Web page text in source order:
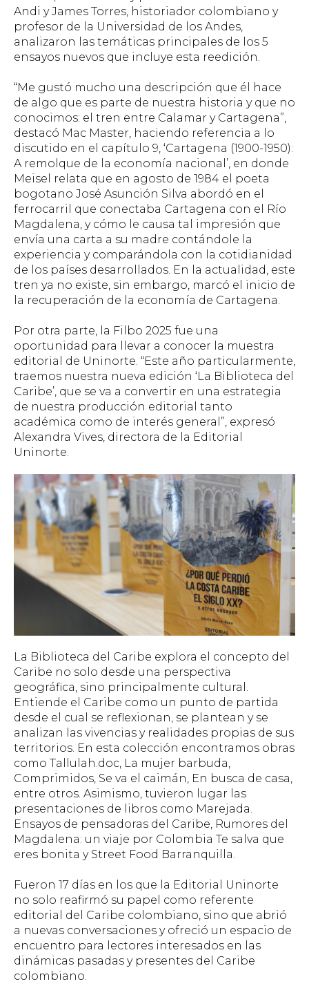
Andi y James Torres, historiador colombiano y
profesor de la Universidad de los Andes,
analizaron las temáticas principales de los 5
ensayos nuevos que incluye esta reedición.
“Me gustó mucho una descripción que él hace
de algo que es parte de nuestra historia y que no
conocimos: el tren entre Calamar y Cartagena”,
destacó Mac Master, haciendo referencia a lo
discutido en el capítulo 9, ‘Cartagena (1900-1950):
A remolque de la economía nacional ’, en donde
Meisel relata que en agosto de 1984 el poeta
bogotano José Asunción Silva abordó en el
ferrocarril que conectaba Cartagena con el Río
Magdalena, y cómo le causa tal impresión que
envía una carta a su madre contándole la
experiencia y comparándola con la cotidianidad
de los países desarrollados. En la actualidad, este
tren ya no existe, sin embargo, marcó el inicio de
la recuperación de la economía de Cartagena.
Por otra parte, la Filbo 2025 fue una
oportunidad para llevar a conocer la muestra
editorial de Uninorte. “Este año particularmente,
traemos nuestra nueva edición ‘La Biblioteca del
Caribe’, que se va a convertir en una estrategia
de nuestra producción editorial tanto
académica como de interés general”, expresó
Alexandra Vives, directora de la Editorial
Uninorte.
La Biblioteca del Caribe explora el concepto del
Caribe no solo desde una perspectiva
geográfica, sino principalmente cultural.
Entiende el Caribe como un punto de partida
desde el cual se reflexionan, se plantean y se
analizan las vivencias y realidades propias de sus
territorios. En esta colección encontramos obras
como Tallulah.doc, La mujer barbuda,
Comprimidos, Se va el caimán, En busca de casa,
entre otros. Asimismo, tuvieron lugar las
presentaciones de libros como Marejada.
Ensayos de pensadoras del Caribe, Rumores del
Magdalena: un viaje por Colombia Te salva que
eres bonita y Street Food Barranquilla.
Fueron 17 días en los que la Editorial Uninorte
no solo reafirmó su papel como referente
editorial del Caribe colombiano, sino que abrió
a nuevas conversaciones y ofreció un espacio de
encuentro para lectores interesados en las
dinámicas pasadas y presentes del Caribe
colombiano.